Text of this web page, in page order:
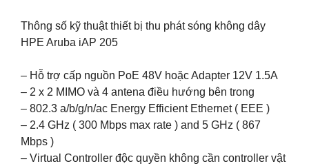
Thông số kỹ thuật thiết bị thu phát sóng không dây
HPE Aruba iAP 205
– Hỗ trợ cấp nguồn PoE 48V hoặc Adapter 12V 1.5A
– 2 x 2 MIMO và 4 antena điều hướng bên trong
– 802.3 a/b/g/n/ac Energy Efficient Ethernet ( EEE )
– 2.4 GHz ( 300 Mbps max rate ) and 5 GHz ( 867
Mbps )
– Virtual Controller độc quyền không cần controller vật